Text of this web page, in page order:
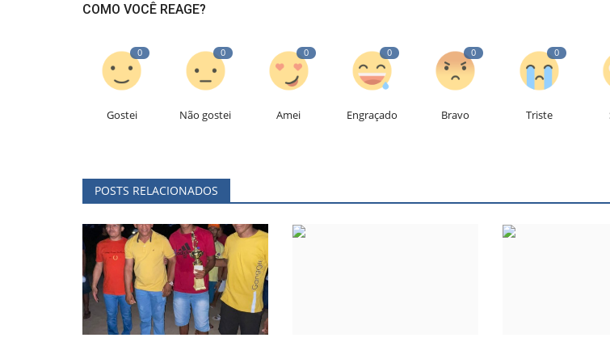
COMO VOCÊ REAGE?
0
Gostei
0
Não gostei
0
Amei
0
Engraçado
0
Bravo
0
Triste
POSTS RELACIONADOS